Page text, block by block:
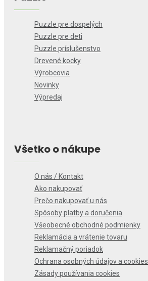
Puzzle pre dospelých
Puzzle pre deti
Puzzle príslušenstvo
Drevené kocky
Výrobcovia
Novinky
Výpredaj
Všetko o nákupe
O nás / Kontakt
Ako nakupovať
Prečo nakupovať u nás
Spôsoby platby a doručenia
Všeobecné obchodné podmienky
Reklamácia a vrátenie tovaru
Reklamačný poriadok
Ochrana osobných údajov a cookies
Zásady používania cookies